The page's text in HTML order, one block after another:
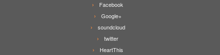
Facebook
Google+
soundcloud
twitter
HeartThis